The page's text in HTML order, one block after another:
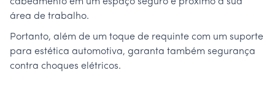
área de trabalho.
Portanto, além de um toque de requinte com um suporte
para estética automotiva, garanta também segurança
contra choques elétricos.